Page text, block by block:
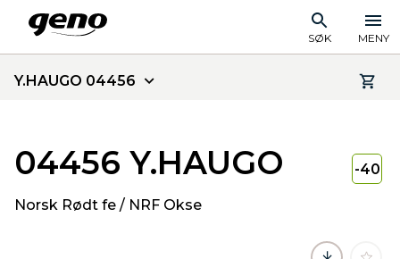
SØK MENY
Y.HAUGO 04456
04456 Y.HAUGO
Norsk Rødt fe / NRF Okse
-40